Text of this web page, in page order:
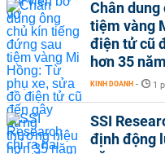
Chân
tiệm vàng
điện tử cũ
hơn 35
KINH DOANH - 1
SSI
định động